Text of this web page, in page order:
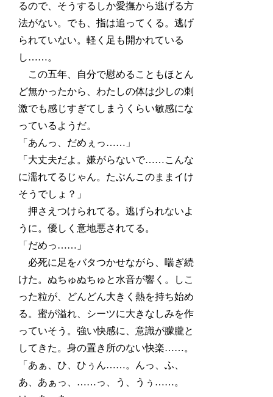
るので、そうするしか愛撫から逃げる方
法がない。でも、指は追ってくる。逃げ
られていない。軽く足も開かれている
し……。
この五年、自分で慰めることもほとん
ど無かったから、わたしの体は少しの刺
激でも感じすぎてしまうくらい敏感にな
っているようだ。
「あんっ、だめぇっ……」
「大丈夫だよ。嫌がらないで……こんな
に濡れてるじゃん。たぶんこのままイけ
そうでしょ？」
押さえつけられてる。逃げられないよ
うに。優しく意地悪されてる。
「だめっ……」
必死に足をバタつかせながら、喘ぎ続
けた。ぬちゅぬちゅと水音が響く。しこ
った粒が、どんどん大きく熱を持ち始め
る。蜜が溢れ、シーツに大きなしみを作
っていそう。強い快感に、意識が朦朧と
してきた。身の置き所のない快楽……。
「あぁ、ひ、ひぅん……。んっ、ふ、
あ、あぁっ、……っ、う、うぅ……。